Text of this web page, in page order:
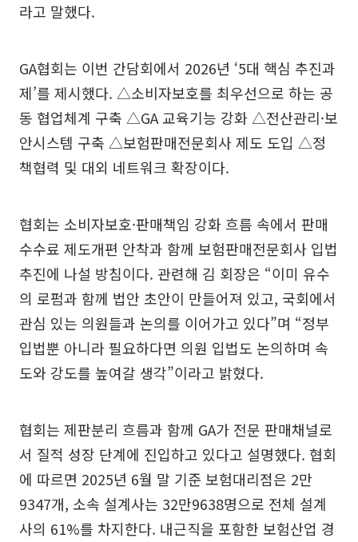
라고 말했다.
GA협회는 이번 간담회에서 2026년 ‘5대 핵심 추진과
제’를 제시했다. △소비자보호를 최우선으로 하는 공
동 협업체계 구축 △GA 교육기능 강화 △전산관리·보
안시스템 구축 △보험판매전문회사 제도 도입 △정
책협력 및 대외 네트워크 확장이다.
협회는 소비자보호·판매책임 강화 흐름 속에서 판매
수수료 제도개편 안착과 함께 보험판매전문회사 입법
추진에 나설 방침이다. 관련해 김 회장은 “이미 유수
의 로펌과 함께 법안 초안이 만들어져 있고, 국회에서
관심 있는 의원들과 논의를 이어가고 있다”며 “정부
입법뿐 아니라 필요하다면 의원 입법도 논의하며 속
도와 강도를 높여갈 생각”이라고 밝혔다.
협회는 제판분리 흐름과 함께 GA가 전문 판매채널로
서 질적 성장 단계에 진입하고 있다고 설명했다. 협회
에 따르면 2025년 6월 말 기준 보험대리점은 2만
9347개, 소속 설계사는 32만9638명으로 전체 설계
사의 61%를 차지한다. 내근직을 포함한 보험산업 경